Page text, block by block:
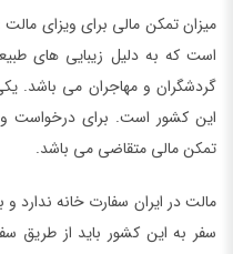
میزان تمکن مالی برای ویزای
است كه به دلیل زیبایی های
گردشگران و مهاجران می باشد.
این کشور است. برای درخواست
تمکن مالی متقاضی می باشد.
مالت در ایران سفارت خانه ندارد
سفر به این کشور باید از طریق